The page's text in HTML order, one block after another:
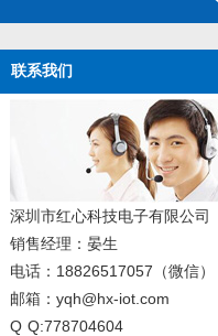
联系我们
深圳市红心科技电子有限公司
销售经理 ：晏生
电话：18826517057（微信）
邮箱：yqh@hx-iot.com
Q Q:778704604